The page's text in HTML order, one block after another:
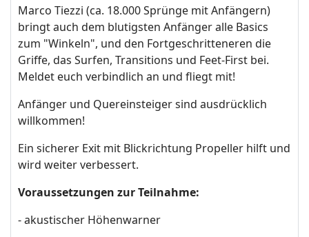
Marco Tiezzi (ca. 18.000 Sprünge mit Anfängern)
bringt auch dem blutigsten Anfänger alle Basics
zum "Winkeln", und den Fortgeschritteneren die
Griffe, das Surfen, Transitions und Feet-First bei.
Meldet euch verbindlich an und fliegt mit!
Anfänger und Quereinsteiger sind ausdrücklich
willkommen!
Ein sicherer Exit mit Blickrichtung Propeller hilft und
wird weiter verbessert.
Voraussetzungen zur Teilnahme:
- akustischer Höhenwarner